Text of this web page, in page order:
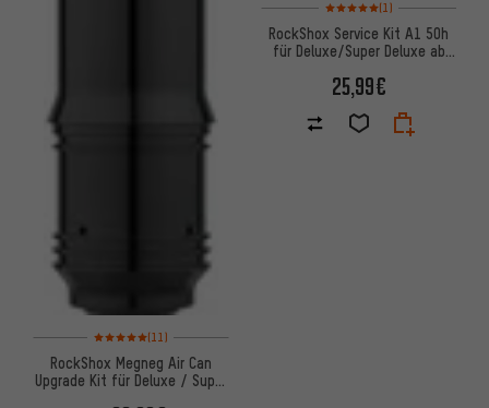
Bewertungen: 5 von 5 basierend auf 11 Bewertungen
(11)
RockShox Megneg Air Can
Upgrade Kit für Deluxe / Super
(1)
RockShox Service Kit A1 50h
für Deluxe/Super Deluxe ab
25,99€